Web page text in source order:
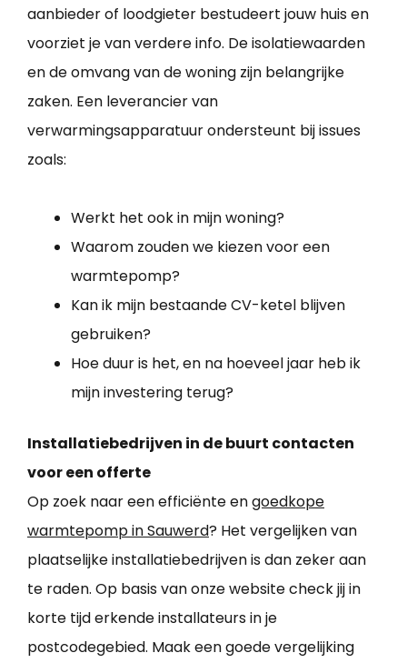
aanbieder of loodgieter bestudeert jouw huis en
voorziet je van verdere info. De isolatiewaarden
en de omvang van de woning zijn belangrijke
zaken. Een leverancier van
verwarmingsapparatuur ondersteunt bij issues
zoals:
Werkt het ook in mijn woning?
Waarom zouden we kiezen voor een
warmtepomp?
Kan ik mijn bestaande CV-ketel blijven
gebruiken?
Hoe duur is het, en na hoeveel jaar heb ik
mijn investering terug?
Installatiebedrijven in de buurt contacten
voor een offerte
Op zoek naar een efficiënte engoedkope
warmtepomp in Sauwerd? Het vergelijken van
plaatselijke installatiebedrijven is dan zeker aan
te raden. Op basis van onze website check jij in
korte tijd erkende installateurs in je
postcodegebied. Maak een goede vergelijking